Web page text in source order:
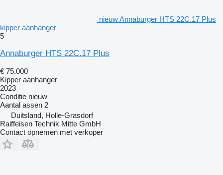
nieuw Annaburger HTS 22C.17 Plus
kipper aanhanger
5
Annaburger HTS 22C.17 Plus
€ 75.000
Kipper aanhanger
2023
Conditie nieuw
Aantal assen 2
Duitsland, Holle-Grasdorf
Raiffeisen Technik Mitte GmbH
Contact opnemen met verkoper